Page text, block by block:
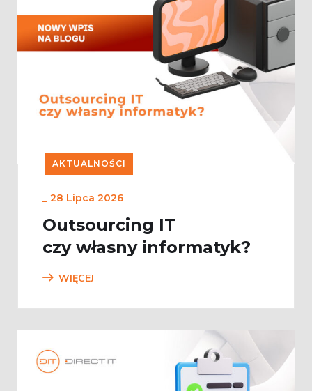
AKTUALNOŚCI
_ 28 Lipca 2026
Outsourcing IT
czy własny informatyk?
WIĘCEJ